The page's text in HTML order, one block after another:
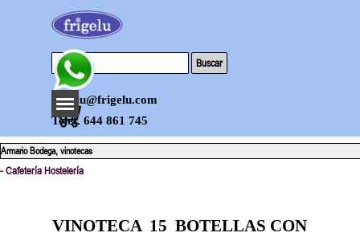
Telef. 644 861 745
frigelu@frigelu.com
Saltar menú
Buscar
Armario Bodega, vinotecas
- Cafetería Hostelería
VINOTECA 15 BOTELLAS CON